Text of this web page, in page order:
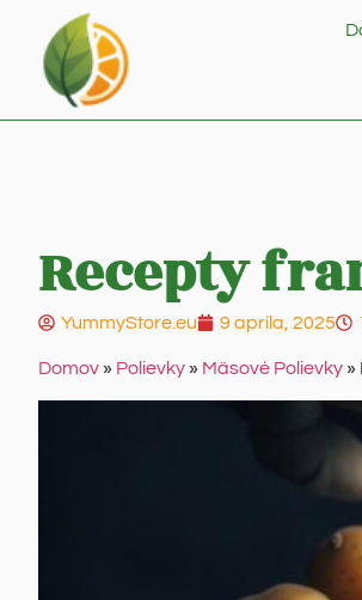
Recepty
YummyStore.eu 9 apríla, 2025
Domov » Polievky » Mäsové Polievky »